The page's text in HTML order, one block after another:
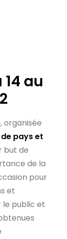
au
pays et
but de
de la
pour
et
public et